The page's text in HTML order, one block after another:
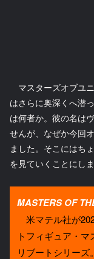
マスターズオブユ
はさらに奥深くへ潜
は何者か。彼の名は
せんが、なぜか今回
ました。そこにはち
を見ていくことにしま
MASTERS OF
米マテル社が
トフィギュア・
リブートシリー